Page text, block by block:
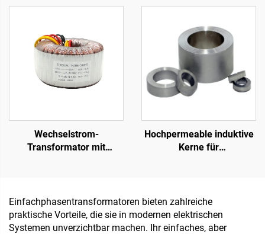
400 V mit 110 V, 220 V, 240
V Ausgang, 50 Hz
Frequenz
montierter vergossener
Wechselstrom-
Transformator mit
aus Kupferdraht, toroider
Transformator 110 V auf
220 V
Hochpermeable induktive
Kerne für
für 110 V Eingang und 380
V Ausgang
Einfachphasentransformatoren bieten zahlreiche
praktische Vorteile, die sie in modernen elektrischen
Systemen unverzichtbar machen. Ihr einfaches, aber